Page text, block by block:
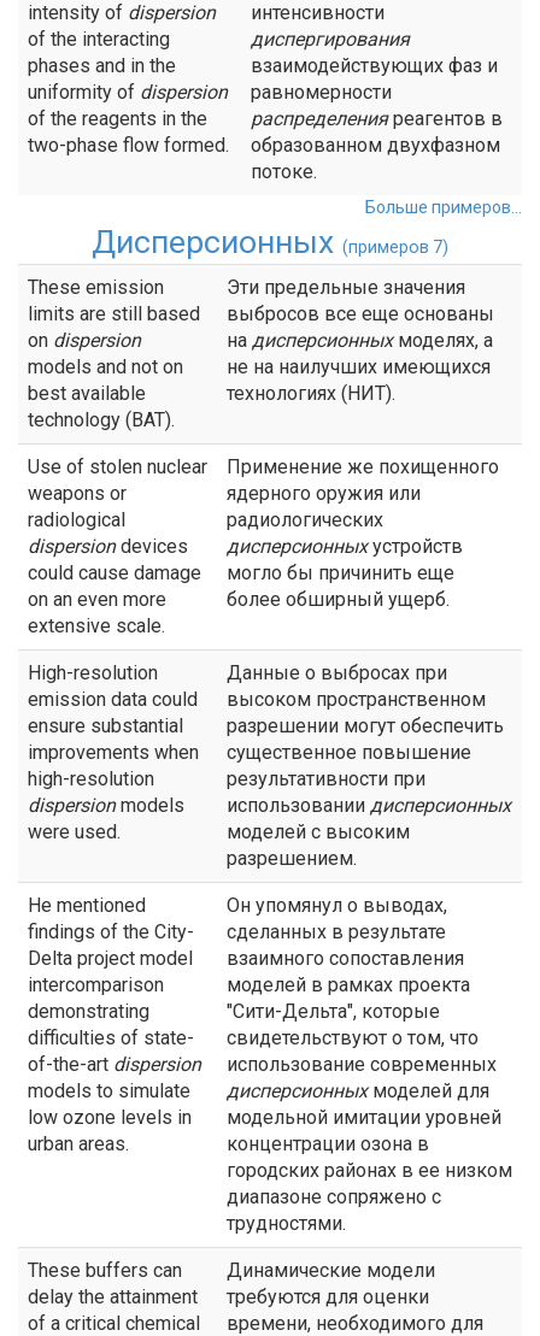
intensity of dispersion
of the interacting
phases and in the
uniformity of dispersion
of the reagents in the
two-phase flow formed.
интенсивности
диспергирования
взаимодействующих фаз и
равномерности
распределенияреагентов в
образованном двухфазном
потоке.
Больше примеров...
Дисперсионных (примеров 7)
These emission
limits are still based
on dispersion
models and not on
best available
technology (BAT).
Эти предельные значения
выбросов все еще основаны
на дисперсионныхмоделях, а
не на наилучших имеющихся
технологиях (НИТ).
Use of stolen nuclear
weapons or
radiological
dispersiondevices
could cause damage
on an even more
extensive scale.
Применение же похищенного
ядерного оружия или
радиологических
дисперсионныхустройств
могло бы причинить еще
более обширный ущерб.
High-resolution
emission data could
ensure substantial
improvements when
high-resolution
dispersionmodels
were used.
Данные о выбросах при
высоком пространственном
разрешении могут обеспечить
существенное повышение
результативности при
использовании дисперсионных
моделей с высоким
разрешением.
He mentioned
findings of the City-
Delta project model
intercomparison
demonstrating
difficulties of state-
of-the-art dispersion
models to simulate
low ozone levels in
urban areas.
Он упомянул о выводах,
сделанных в результате
взаимного сопоставления
моделей в рамках проекта
"Сити-Дельта", которые
свидетельствуют о том, что
использование современных
дисперсионныхмоделей для
модельной имитации уровней
концентрации озона в
городских районах в ее низком
диапазоне сопряжено с
трудностями.
These buffers can
delay the attainment
of a critical chemical
Динамические модели
требуются для оценки
времени, необходимого для